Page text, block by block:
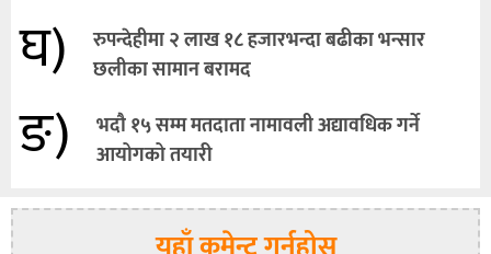
घ)
रुपन्देहीमा २ लाख १८ हजारभन्दा बढीका भन्सार
छलीका सामान बरामद
ङ)
भदौ १५ सम्म मतदाता नामावली अद्यावधिक गर्ने
आयोगको तयारी